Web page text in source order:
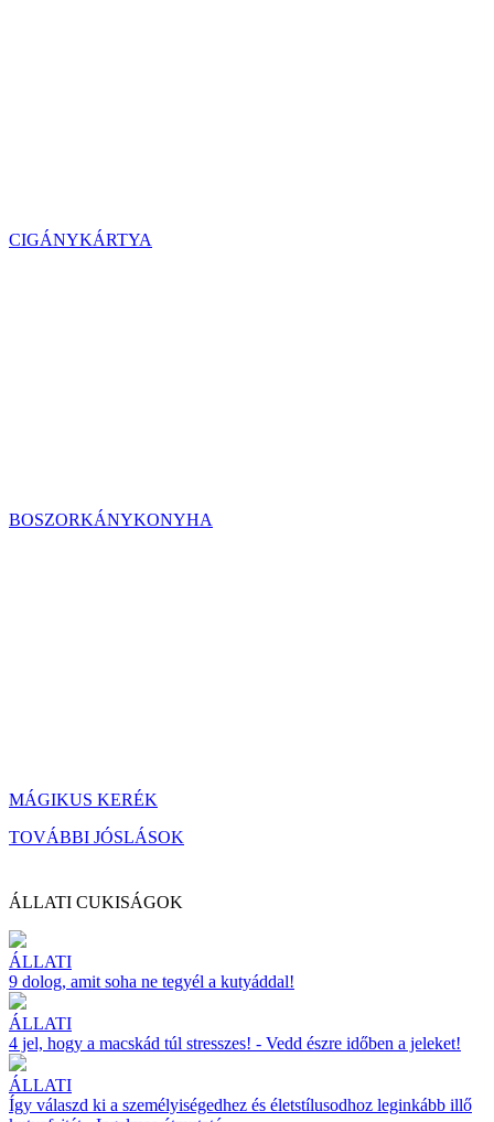
CIGÁNYKÁRTYA
BOSZORKÁNYKONYHA
MÁGIKUS KERÉK
TOVÁBBI JÓSLÁSOK
ÁLLATI CUKISÁGOK
ÁLLATI
9 dolog, amit soha ne tegyél a kutyáddal!
ÁLLATI
4 jel, hogy a macskád túl stresszes! - Vedd észre időben a jeleket!
ÁLLATI
Így válaszd ki a személyiségedhez és életstílusodhoz leginkább illő